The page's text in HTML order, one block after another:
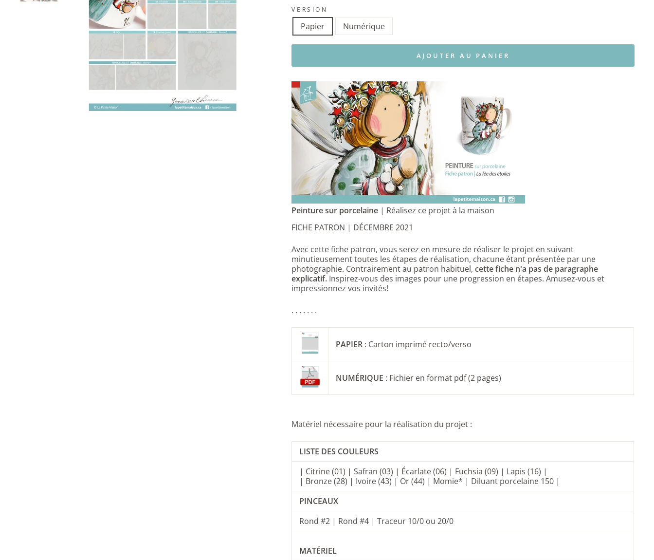
VERSION
Papier Numérique
AJOUTER AU PANIER
Peinture sur porcelaine | Réalisez ce projet à la maison
FICHE PATRON | DÉCEMBRE 2021
Avec cette fiche patron, vous serez en mesure de réaliser le projet en suivant
minutieusement toutes les étapes de réalisation, chacune étant présentée par une
photographie. Contrairement au patron habituel, cette fiche n'a pas de paragraphe
explicatif. Inspirez-vous des images pour une progression en étapes. Amusez-vous et
impressionnez vos invités!
. . . . . . .
PAPIER : Carton imprimé recto/verso
NUMÉRIQUE : Fichier en format pdf (2 pages)
Matériel nécessaire pour la réalisation du projet :
LISTE DES COULEURS
| Citrine (01) | Safran (03) | Écarlate (06) | Fuchsia (09) | Lapis (16) |
| Bronze (28) | Ivoire (43) | Or (44) | Momie* | Diluant porcelaine 150 |
PINCEAUX
Rond #2 | Rond #4 | Traceur 10/0 ou 20/0
MATÉRIEL